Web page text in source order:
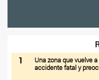
1
Una zona que vuelve
accidente fatal y